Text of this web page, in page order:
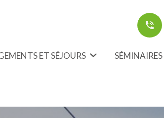
ET SÉJOURS SÉMINAIRES